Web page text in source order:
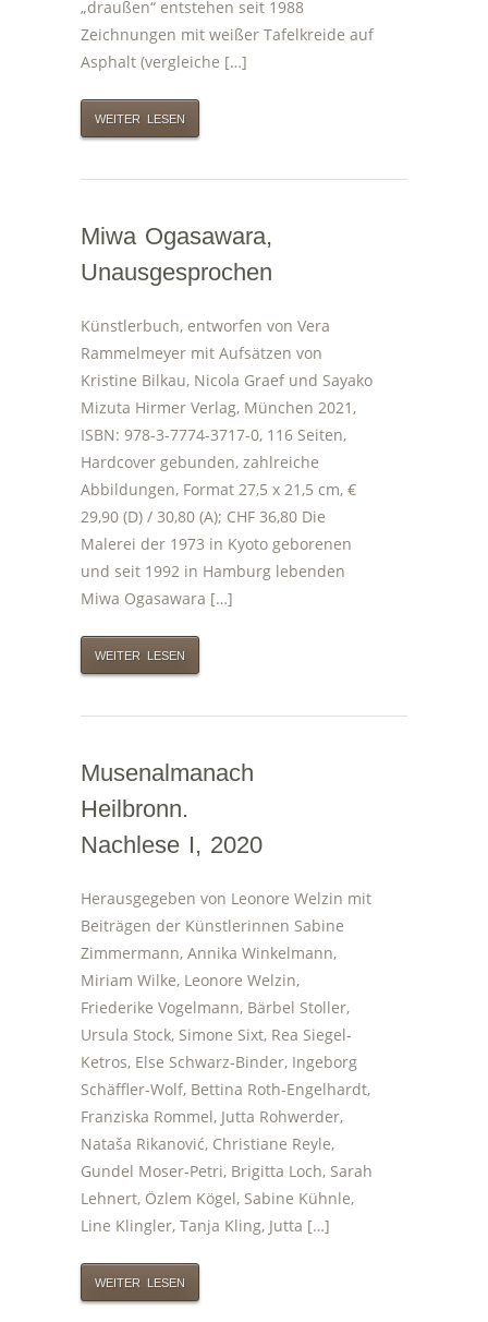
„draußen“ entstehen seit 1988
Zeichnungen mit weißer Tafelkreide auf
Asphalt (vergleiche […]
WEITER LESEN
Miwa Ogasawara,
Unausgesprochen
Künstlerbuch, entworfen von Vera
Rammelmeyer mit Aufsätzen von
Kristine Bilkau, Nicola Graef und Sayako
Mizuta Hirmer Verlag, München 2021,
ISBN: 978-3-7774-3717-0, 116 Seiten,
Hardcover gebunden, zahlreiche
Abbildungen, Format 27,5 x 21,5 cm, €
29,90 (D) / 30,80 (A); CHF 36,80 Die
Malerei der 1973 in Kyoto geborenen
und seit 1992 in Hamburg lebenden
Miwa Ogasawara […]
WEITER LESEN
Musenalmanach
Heilbronn.
Nachlese I, 2020
Herausgegeben von Leonore Welzin mit
Beiträgen der Künstlerinnen Sabine
Zimmermann, Annika Winkelmann,
Miriam Wilke, Leonore Welzin,
Friederike Vogelmann, Bärbel Stoller,
Ursula Stock, Simone Sixt, Rea Siegel-
Ketros, Else Schwarz-Binder, Ingeborg
Schäffler-Wolf, Bettina Roth-Engelhardt,
Franziska Rommel, Jutta Rohwerder,
Nataša Rikanović, Christiane Reyle,
Gundel Moser-Petri, Brigitta Loch, Sarah
Lehnert, Özlem Kögel, Sabine Kühnle,
Line Klingler, Tanja Kling, Jutta […]
WEITER LESEN